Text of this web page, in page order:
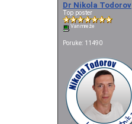
Dr Nikola Todorov
Top poster
Van mreže
Poruke: 11490